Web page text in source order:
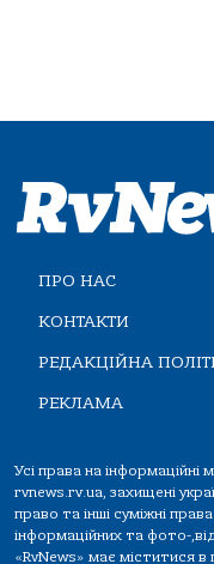
ПРО НАС
КОНТАКТИ
РЕДАКЦІЙНА
РЕКЛАМА
Усі права на інформаційні
rvnews.rv.ua, захищені
право та інші суміжні
інформаційних та фото-
«RvNews» має міститися